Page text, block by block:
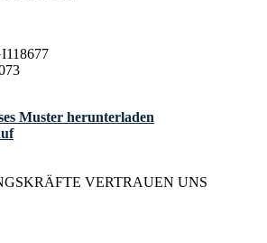
Muster herunterladen
VERTRAUEN UNS